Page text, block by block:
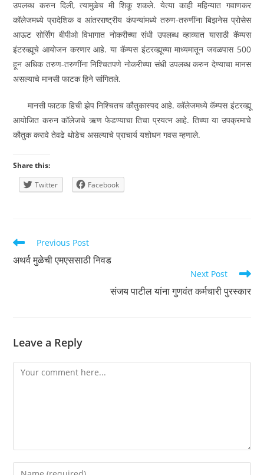
उपलब्ध करुन दिली, त्यामुळेच मी शिकू शकले. येत्या काही महिन्यात गवाणकर
कॉलेजमध्ये प्रादेशिक व आंतरराष्ट्रीय कंपन्यांमध्ये तरुण-तरुणींना बिझनेस प्रोसेस
आऊट सोर्सिंग बीपीओ विभागात नोकरीच्या संधी उपलब्ध व्हाव्यात यासाठी कॅम्पस
इंटरव्ह्यूचे आयोजन करणार आहे. या कॅम्पस इंटरव्ह्यूच्या माध्यमातून जवळपास 500
हून अधिक तरुण-तरुणींना निश्‍चितपणे नोकरीच्या संधी उपलब्ध करुन देण्याचा मानस
असल्याचे मानसी फाटक हिने सांंगितले.
मानसी फाटक हिची झेप निश्‍चितच कौतुकास्पद आहे. कॉलेजमध्ये कॅम्पस इंटरव्ह्यू
आयोजित करुन कॉलेजचे ऋण फेडण्याचा तिचा प्रयत्न आहे. तिच्या या उपक्रमाचे
कौतुक करावे तेवढे थोडेच असल्याचे प्राचार्य यशोधन गवस म्हणाले.
Share this:
Twitter
Facebook
Read
more
articles
Previous Post
अथर्व मुळेची एमएससाठी निवड
Next Post
संजय पाटील यांना गुणवंत कर्मचारी पुरस्कार
Leave a Reply
Comment
Enter